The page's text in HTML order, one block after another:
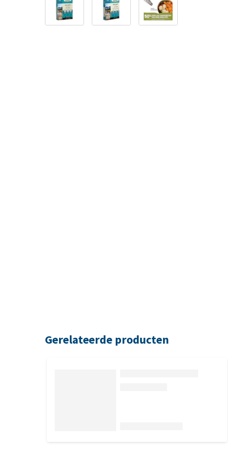
Gerelateerde producten